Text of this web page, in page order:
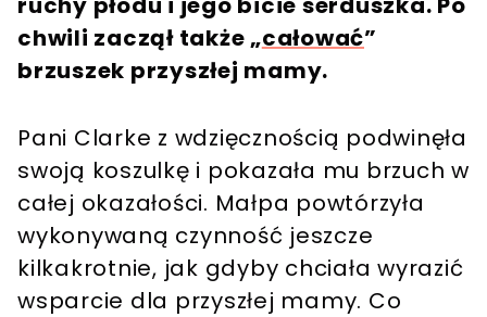
chwili zaczął także „całować”
brzuszek przyszłej mamy.
Pani Clarke z wdzięcznością podwinęła
swoją koszulkę i pokazała mu brzuch w
całej okazałości. Małpa powtórzyła
wykonywaną czynność jeszcze
kilkakrotnie, jak gdyby chciała wyrazić
wsparcie dla przyszłej mamy. Co